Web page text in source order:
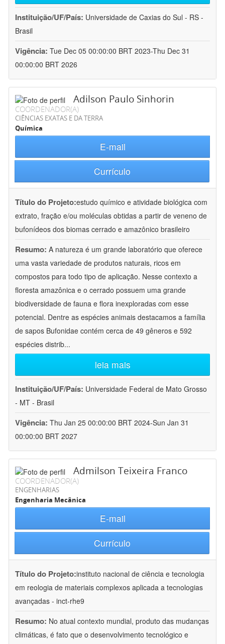
Instituição/UF/País: Universidade de Caxias do Sul - RS -
Brasil
Vigência: Tue Dec 05 00:00:00 BRT 2023-Thu Dec 31
00:00:00 BRT 2026
Adilson Paulo Sinhorin
COORDENADOR(A)
CIÊNCIAS EXATAS E DA TERRA
Química
E-mail
Currículo
Título do Projeto:estudo químico e atividade biológica com
extrato, fração e/ou moléculas obtidas a partir de veneno de
bufonídeos dos biomas cerrado e amazônico brasileiro
Resumo: A natureza é um grande laboratório que oferece
uma vasta variedade de produtos naturais, ricos em
compostos para todo tipo de aplicação. Nesse contexto a
floresta amazônica e o cerrado possuem uma grande
biodiversidade de fauna e flora inexploradas com esse
potencial. Dentre as espécies animais destacamos a família
de sapos Bufonidae contém cerca de 49 gêneros e 592
espécies distrib...
leia mais
Instituição/UF/País: Universidade Federal de Mato Grosso
- MT - Brasil
Vigência: Thu Jan 25 00:00:00 BRT 2024-Sun Jan 31
00:00:00 BRT 2027
Admilson Teixeira Franco
COORDENADOR(A)
ENGENHARIAS
Engenharia Mecânica
E-mail
Currículo
Título do Projeto:instituto nacional de ciência e tecnologia
em reologia de materiais complexos aplicada a tecnologias
avançadas - inct-rhe9
Resumo: No atual contexto mundial, produto das mudanças
climáticas, é fato que o desenvolvimento tecnológico e